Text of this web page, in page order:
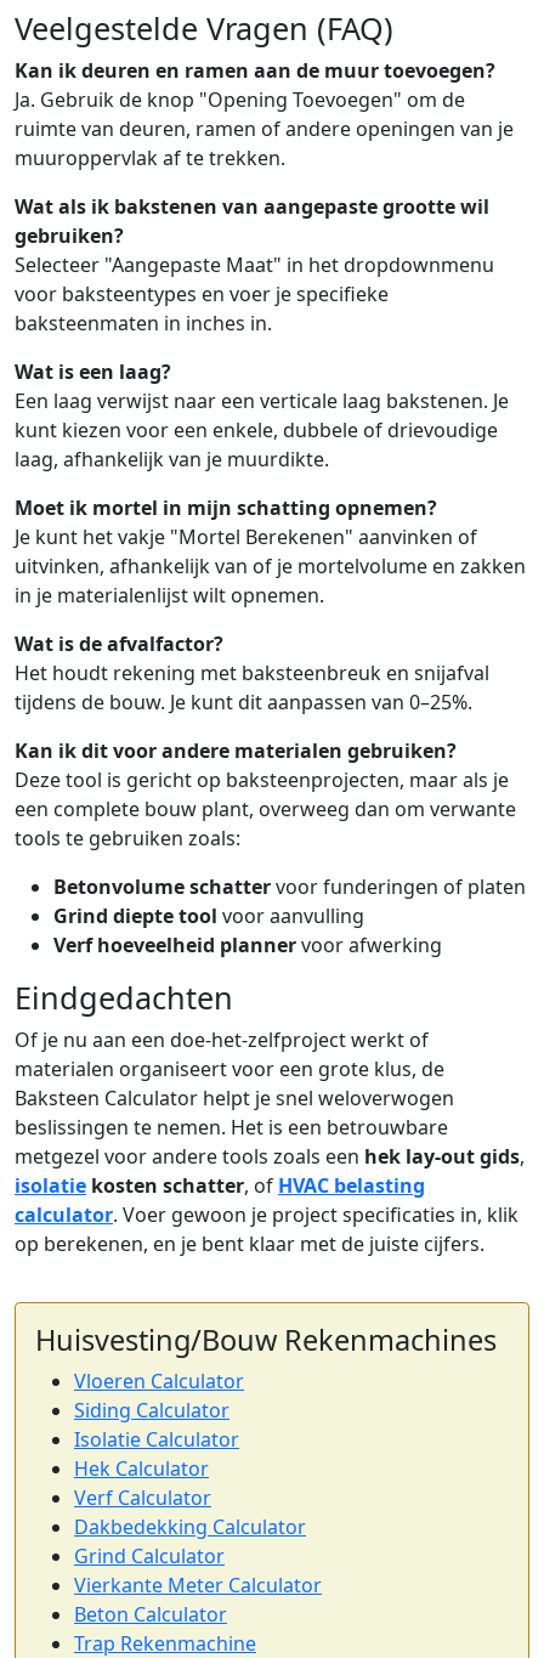
Veelgestelde Vragen (FAQ)
Kan ik deuren en ramen aan de muur toevoegen?
Ja. Gebruik de knop "Opening Toevoegen" om de
ruimte van deuren, ramen of andere openingen van je
muuroppervlak af te trekken.
Wat als ik bakstenen van aangepaste grootte wil
gebruiken?
Selecteer "Aangepaste Maat" in het dropdownmenu
voor baksteentypes en voer je specifieke
baksteenmaten in inches in.
Wat is een laag?
Een laag verwijst naar een verticale laag bakstenen. Je
kunt kiezen voor een enkele, dubbele of drievoudige
laag, afhankelijk van je muurdikte.
Moet ik mortel in mijn schatting opnemen?
Je kunt het vakje "Mortel Berekenen" aanvinken of
uitvinken, afhankelijk van of je mortelvolume en zakken
in je materialenlijst wilt opnemen.
Wat is de afvalfactor?
Het houdt rekening met baksteenbreuk en snijafval
tijdens de bouw. Je kunt dit aanpassen van 0–25%.
Kan ik dit voor andere materialen gebruiken?
Deze tool is gericht op baksteenprojecten, maar als je
een complete bouw plant, overweeg dan om verwante
tools te gebruiken zoals:
Betonvolume schattervoor funderingen of platen
Grind diepte tool voor aanvulling
Verf hoeveelheid plannervoor afwerking
Eindgedachten
Of je nu aan een doe-het-zelfproject werkt of
materialen organiseert voor een grote klus, de
Baksteen Calculator helpt je snel weloverwogen
beslissingen te nemen. Het is een betrouwbare
metgezel voor andere tools zoals een hek lay-out gids,
isolatie kosten schatter, of HVAC belasting
calculator. Voer gewoon je project specificaties in, klik
op berekenen, en je bent klaar met de juiste cijfers.
Huisvesting/Bouw Rekenmachines
Vloeren Calculator
Siding Calculator
Isolatie Calculator
Hek Calculator
Verf Calculator
Dakbedekking Calculator
Grind Calculator
Vierkante Meter Calculator
Beton Calculator
Trap Rekenmachine